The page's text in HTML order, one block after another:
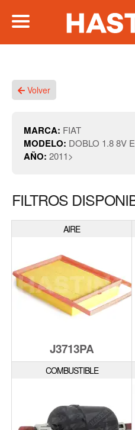
Volver
MARCA: FIAT
MODELO: DOBLO 1.8 8V
AÑO: 2011>
FILTROS
AIRE
J3713PA
COMBUSTIBLE